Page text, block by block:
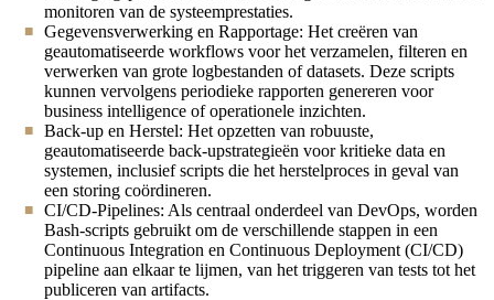
monitoren van de systeemprestaties.
Gegevensverwerking en Rapportage: Het creëren van
geautomatiseerde workflows voor het verzamelen, filteren en
verwerken van grote logbestanden of datasets. Deze scripts
kunnen vervolgens periodieke rapporten genereren voor
business intelligence of operationele inzichten.
Back-up en Herstel: Het opzetten van robuuste,
geautomatiseerde back-upstrategieën voor kritieke data en
systemen, inclusief scripts die het herstelproces in geval van
een storing coördineren.
CI/CD-Pipelines: Als centraal onderdeel van DevOps, worden
Bash-scripts gebruikt om de verschillende stappen in een
Continuous Integration en Continuous Deployment (CI/CD)
pipeline aan elkaar te lijmen, van het triggeren van tests tot het
publiceren van artifacts.